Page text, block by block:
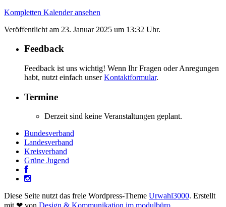
Kompletten Kalender ansehen
Veröffentlicht am 23. Januar 2025 um 13:32 Uhr.
Feedback
Feedback ist uns wichtig! Wenn Ihr Fragen oder Anregungen
habt, nutzt einfach unserKontaktformular.
Termine
Derzeit sind keine Veranstaltungen geplant.
Bundesverband
Landesverband
Kreisverband
Grüne Jugend
Diese Seite nutzt das freie Wordpress-Theme Urwahl3000. Erstellt